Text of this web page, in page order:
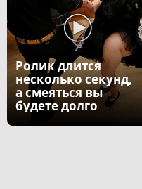
Ролик длится
несколько секунд,
а смеяться вы
будете долго